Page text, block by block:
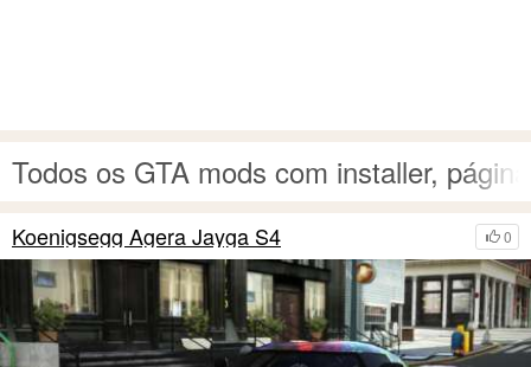
Todos os GTA mods com installer,
0
Koenigsegg Agera Jayga S4